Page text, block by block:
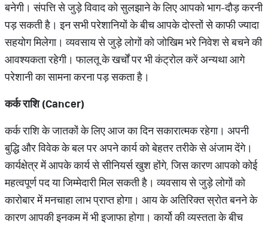
बनेगी। संपत्ति से जुड़े विवाद को सुलझाने के लिए आपको भाग-दौड़ करनी
पड़ सकती है। इन सभी परेशानियों के बीच आपके दोस्तों से काफी ज्यादा
सहयोग मिलेगा। व्यवसाय से जुड़े लोगों को जोखिम भरे निवेश से बचने की
आवश्यकता रहेगी। फालतू के खर्चों पर भी कंट्रोल करें अन्यथा आगे
परेशानी का सामना करना पड़ सकता है।
कर्क राशि (Cancer)
कर्क राशि के जातकों के लिए आज का दिन सकारात्मक रहेगा। अपनी
बुद्धि और विवेक के बल पर अपने कार्य को बेहतर तरीके से अंजाम देंगे।
कार्यक्षेत्र में आपके कार्य से सीनियर्स खुश होंगे, जिस कारण आपको कोई
महत्वपूर्ण पद या जिम्मेदारी मिल सकती है। व्यवसाय से जुड़े लोगों को
कारोबार में मनचाहा लाभ प्राप्त होगा। आय के अतिरिक्त स्रोत बनने के
कारण आपकी इनकम में भी इजाफा होगा। कार्यो की व्यस्तता के बीच